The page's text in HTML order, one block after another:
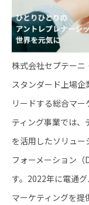
株式会社セプテー
スタンダード上場
リードする総合マ
ティング事業では
を活用したソリュー
フォーメーション
す。2022年に電通
マーケティングを提